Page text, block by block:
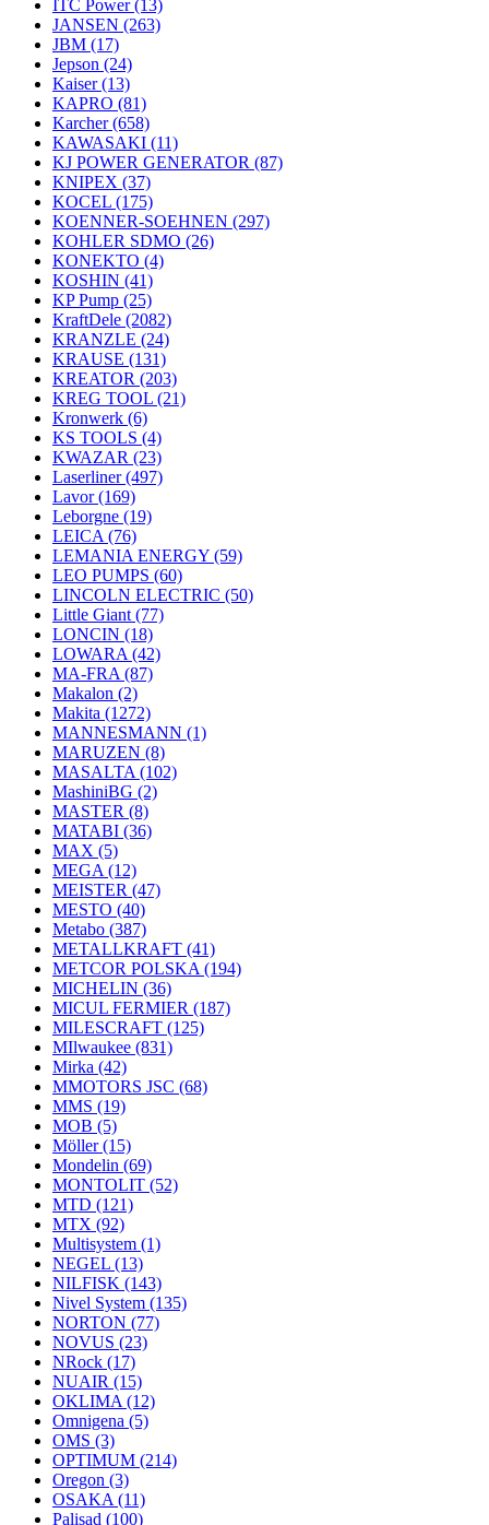
ITC Power(13)
JANSEN (263)
JBM (17)
Jepson (24)
Kaiser(13)
KAPRO (81)
Karcher(658)
KAWASAKI (11)
KJ POWER GENERATOR (87)
KNIPEX (37)
KOCEL (175)
KOENNER-SOEHNEN (297)
KOHLER SDMO (26)
KONEKTO (4)
KOSHIN (41)
KP Pump (25)
KraftDele (2082)
KRANZLE (24)
KRAUSE (131)
KREATOR (203)
KREG TOOL (21)
Kronwerk (6)
KS TOOLS (4)
KWAZAR (23)
Laserliner(497)
Lavor(169)
Leborgne (19)
LEICA (76)
LEMANIA ENERGY (59)
LEO PUMPS (60)
LINCOLN ELECTRIC (50)
Little Giant (77)
LONCIN (18)
LOWARA (42)
MA-FRA (87)
Makalon (2)
Makita (1272)
MANNESMANN (1)
MARUZEN (8)
MASALTA (102)
MashiniBG (2)
MASTER (8)
MATABI (36)
MAX (5)
MEGA (12)
MEISTER (47)
MESTO (40)
Metabo (387)
METALLKRAFT (41)
METCOR POLSKA (194)
MICHELIN (36)
MICUL FERMIER (187)
MILESCRAFT (125)
MIlwaukee (831)
Mirka (42)
MMOTORS JSC (68)
MMS (19)
MOB (5)
Möller(15)
Mondelin (69)
MONTOLIT (52)
MTD (121)
MTX (92)
Multisystem (1)
NEGEL (13)
NILFISK (143)
Nivel System (135)
NORTON (77)
NOVUS (23)
NRock (17)
NUAIR (15)
OKLIMA (12)
Omnigena (5)
OMS (3)
OPTIMUM (214)
Oregon (3)
OSAKA (11)
Palisad (100)